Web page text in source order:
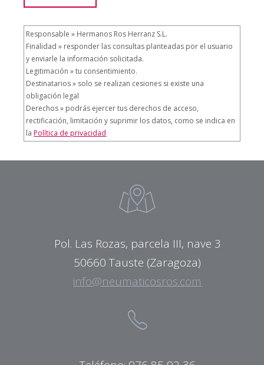
Responsable » Hermanos Ros Herranz S.L.
Finalidad » responder las consultas planteadas por el usuario
y enviarle la información solicitada.
Legitimación » tu consentimiento.
Destinatarios » solo se realizan cesiones si existe una
obligación legal
Derechos » podrás ejercer tus derechos de acceso,
rectificación, limitación y suprimir los datos, como se indica en
laPolítica de privacidad
Pol. Las Rozas, parcela III, nave 3
50660 Tauste (Zaragoza)
info@neumaticosros.com